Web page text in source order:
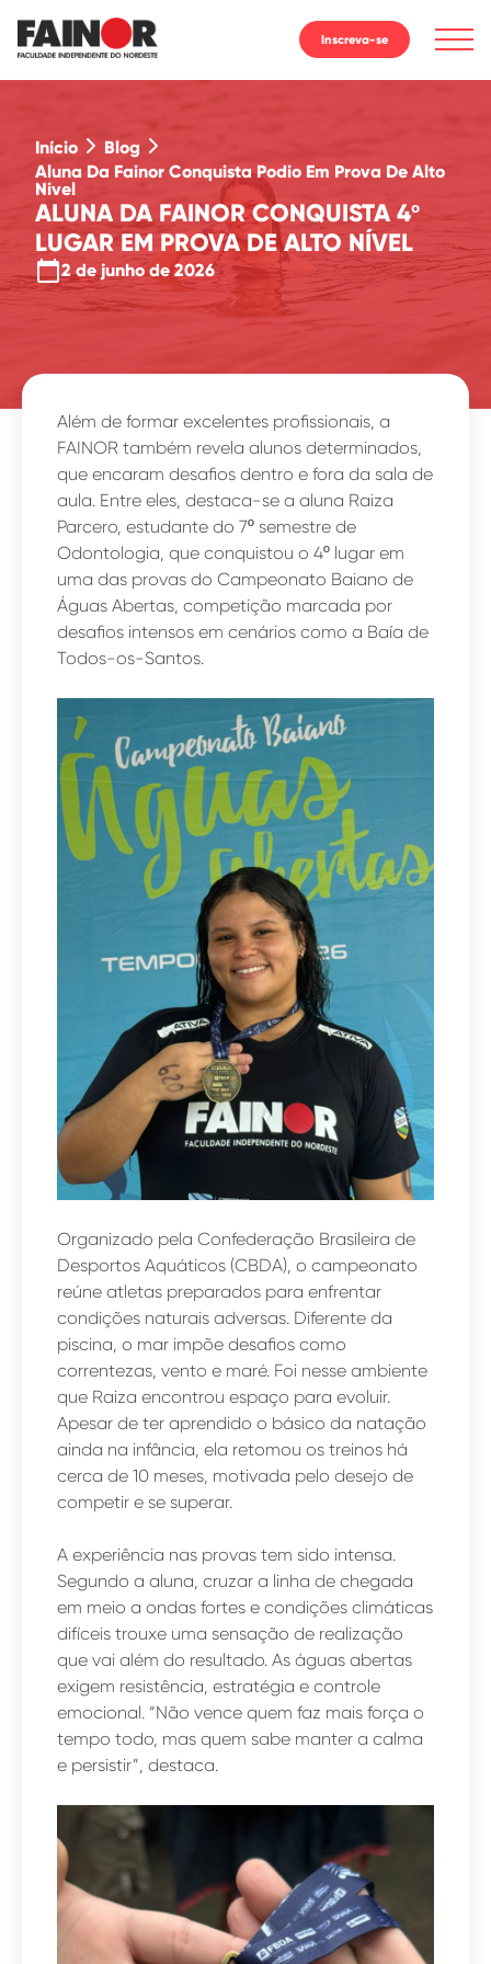
Inscreva-se
Início
Blog
Aluna Da Fainor Conquista Podio Em Prova De Alto
Nivel
ALUNA DA FAINOR CONQUISTA 4º
LUGAR EM PROVA DE ALTO NÍVEL
calendar_today2 de junho de 2026
Além de formar excelentes profissionais, a
FAINOR também revela alunos determinados,
que encaram desafios dentro e fora da sala de
aula. Entre eles, destaca-se a aluna Raiza
Parcero, estudante do 7º semestre de
Odontologia, que conquistou o 4º lugar em
uma das provas do Campeonato Baiano de
Águas Abertas, competição marcada por
desafios intensos em cenários como a Baía de
Todos-os-Santos.
Organizado pela Confederação Brasileira de
Desportos Aquáticos (CBDA), o campeonato
reúne atletas preparados para enfrentar
condições naturais adversas. Diferente da
piscina, o mar impõe desafios como
correntezas, vento e maré. Foi nesse ambiente
que Raiza encontrou espaço para evoluir.
Apesar de ter aprendido o básico da natação
ainda na infância, ela retomou os treinos há
cerca de 10 meses, motivada pelo desejo de
competir e se superar.
A experiência nas provas tem sido intensa.
Segundo a aluna, cruzar a linha de chegada
em meio a ondas fortes e condições climáticas
difíceis trouxe uma sensação de realização
que vai além do resultado. As águas abertas
exigem resistência, estratégia e controle
emocional. “Não vence quem faz mais força o
tempo todo, mas quem sabe manter a calma
e persistir”, destaca.